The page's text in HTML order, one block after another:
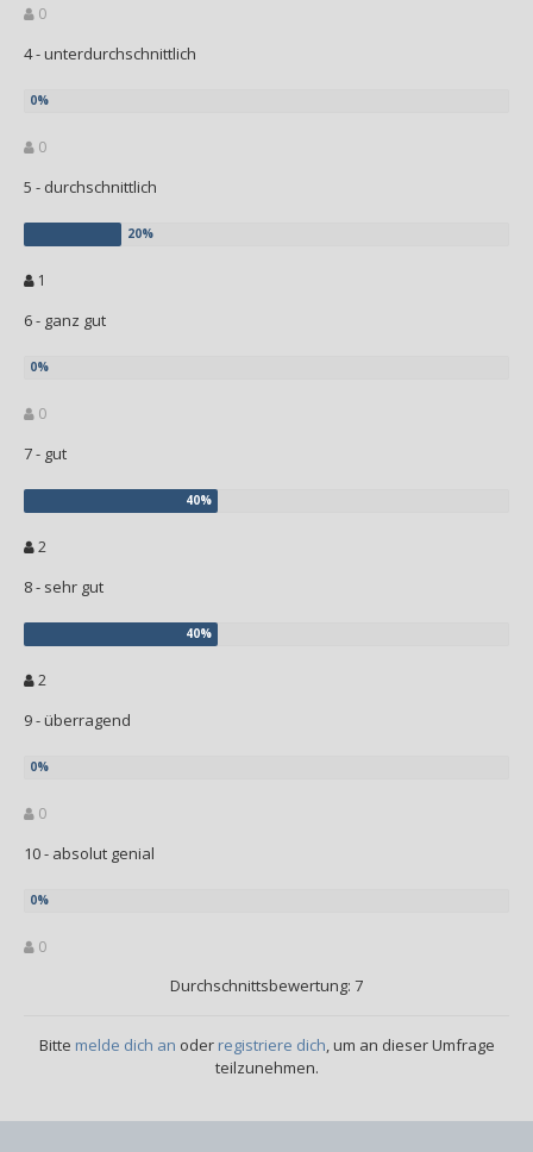
0
4 - unterdurchschnittlich
0
5 - durchschnittlich
1
6 - ganz gut
0
7 - gut
2
8 - sehr gut
2
9 - überragend
0
10 - absolut genial
0
Durchschnittsbewertung: 7
Bitte melde dich an oder registriere dich, um an dieser Umfrage
teilzunehmen.